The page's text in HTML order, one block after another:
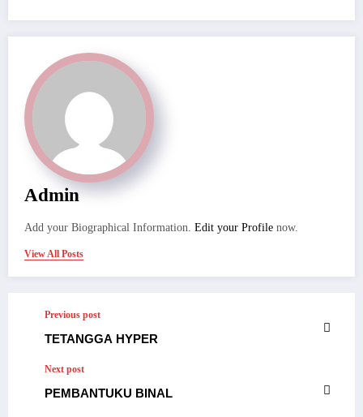
Admin
Add your Biographical Information. Edit your Profile now.
View All Posts
Previous post
TETANGGA HYPER
Next post
PEMBANTUKU BINAL